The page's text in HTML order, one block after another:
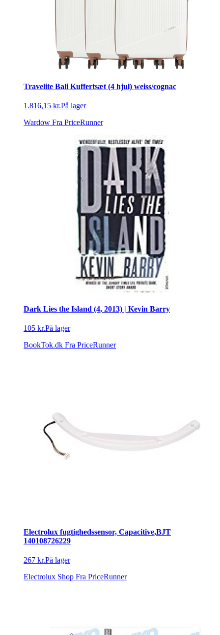
Travelite Bali Kuffertsæt (4 hjul) weiss/cognac
1.816,15 kr.På lager
Wardow Fra PriceRunner
Dark Lies the Island (4, 2013) | Kevin Barry
105 kr.På lager
BookTok.dk Fra PriceRunner
Electrolux fugtighedssensor, Capacitive,BJT
140108726229
267 kr.På lager
Electrolux Shop Fra PriceRunner